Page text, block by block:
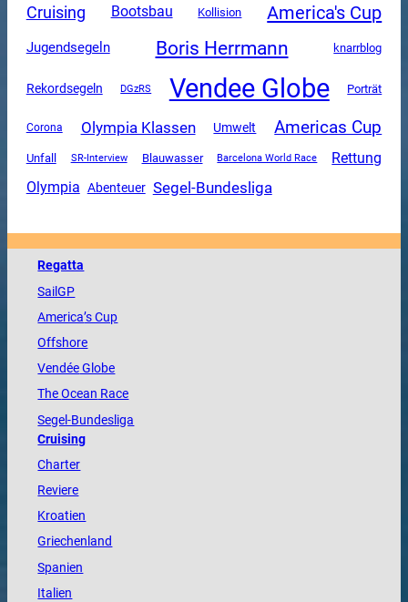
Cruising Bootsbau Kollision America's Cup
Jugendsegeln Boris Herrmann knarrblog
Rekordsegeln DGzRS Vendee Globe Porträt
Corona Olympia Klassen Umwelt Americas Cup
Unfall SR-Interview Blauwasser Barcelona World Race
Rettung
Olympia Abenteuer Segel-Bundesliga
Regatta
SailGP
America’s Cup
Offshore
VendéeGlobe
TheOcean Race
Segel-Bundesliga
Cruising
Charter
Reviere
Kroatien
Griechenland
Spanien
Italien